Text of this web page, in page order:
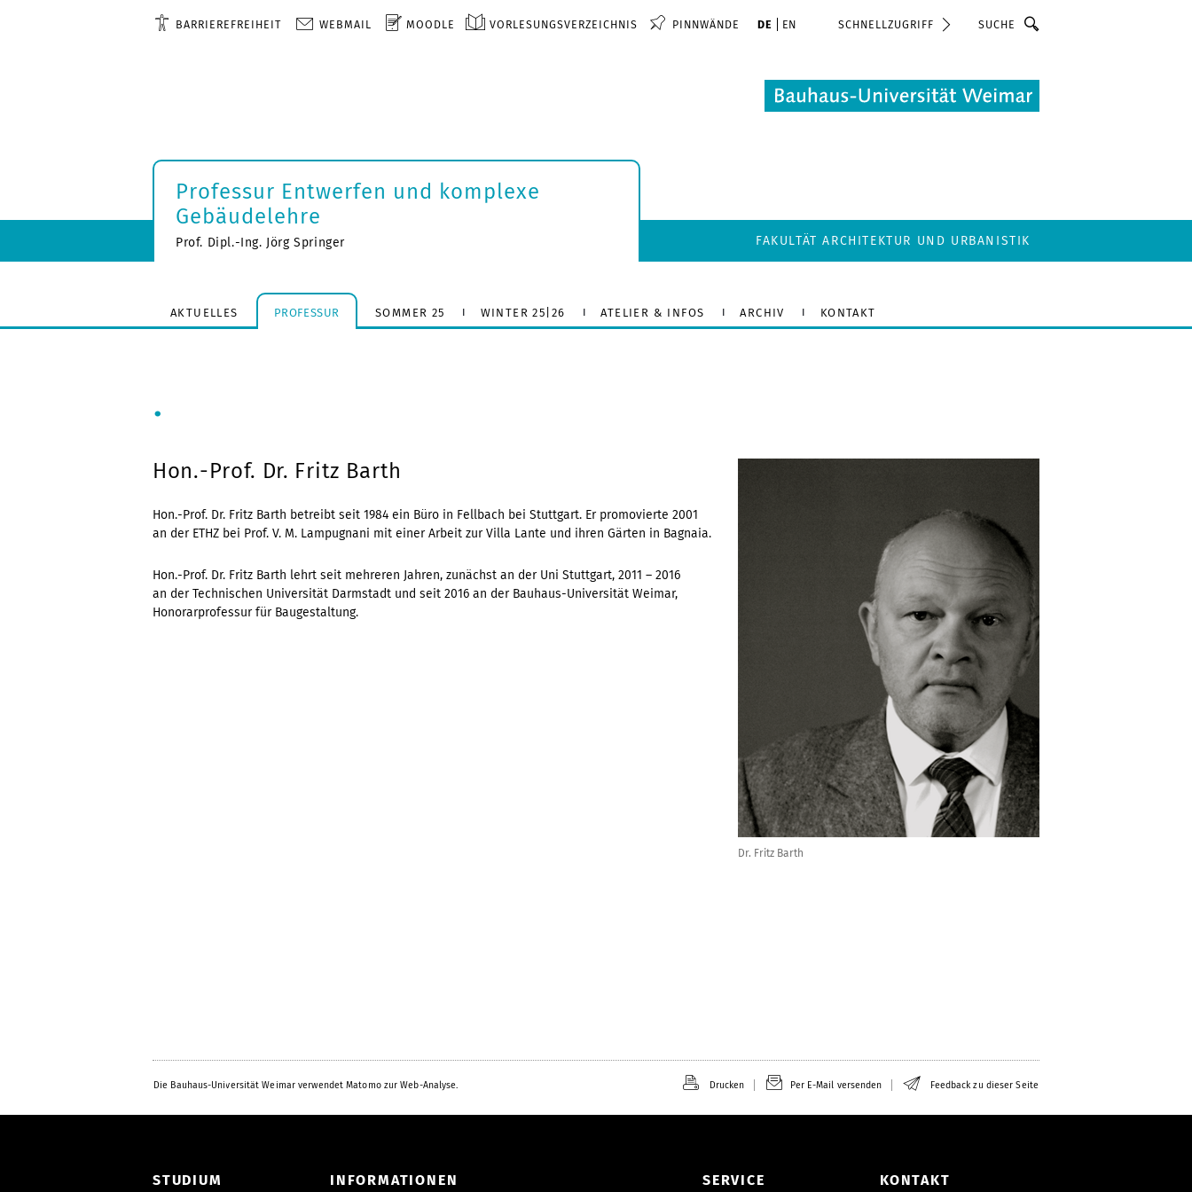
BARRIEREFREIHEIT WEBMAIL MOODLE VORLESUNGSVERZEICHNIS PINNWÄNDE DE EN SCHNELLZUGRIFF Suche
Professur Entwerfen und komplexe
Gebäudelehre
Prof. Dipl.-Ing. Jörg Springer FAKULTÄT ARCHITEKTUR UND URBANISTIK
AKTUELLES PROFESSUR SOMMER 25 WINTER 25|26 ATELIER & INFOS ARCHIV KONTAKT
.
Dr. Fritz Barth
Hon.-Prof. Dr. Fritz Barth
Hon.-Prof. Dr. Fritz Barth betreibt seit 1984 ein Büro in Fellbach bei Stuttgart. Er promovierte 2001
an der ETHZ bei Prof. V. M. Lampugnani mit einer Arbeit zur Villa Lante und ihren Gärten in Bagnaia.
Hon.-Prof. Dr. Fritz Barth lehrt seit mehreren Jahren, zunächst an der Uni Stuttgart, 2011 – 2016
an der Technischen Universität Darmstadt und seit 2016 an der Bauhaus-Universität Weimar,
Honorarprofessur für Baugestaltung.
Die Bauhaus-Universität Weimar verwendet Matomo zur Web-Analyse. Drucken Per E-Mail versenden Feedback zu dieser Seite
STUDIUM INFORMATIONEN SERVICE KONTAKT